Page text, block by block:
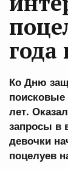
года
Ко Дню
лет.
запросы в
девочки
поцелуев